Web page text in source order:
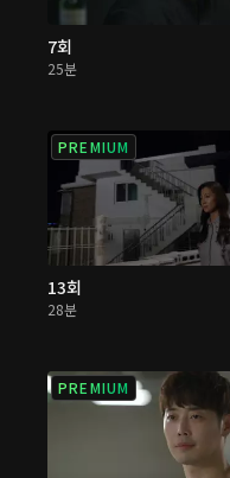
7회
25분
PREMIUM
13회
28분
PREMIUM